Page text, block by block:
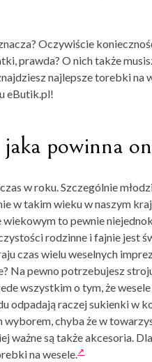
Oczywiście
prawda? O nich także
najlepsze torebki na
eButik.pl!
powinna
w roku. Szczególnie
w takim wieku w naszym
wiekowym to pewnie
rodzinne i fajnie jest
czas wielu weselnych
? Na pewno potrzebujesz
wszystkim o tym, że
odpadają raczej sukienki w
wyborem, chyba że w
ważne są także akcesoria.
na wesele.